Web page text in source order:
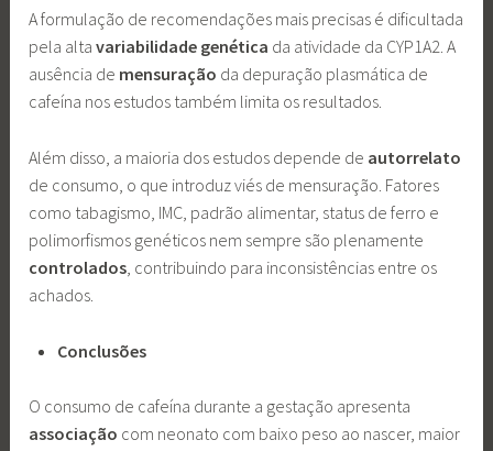
A formulação de recomendações mais precisas é dificultada
pela alta variabilidade genética da atividade da CYP1A2. A
ausência de mensuração da depuração plasmática de
cafeína nos estudos também limita os resultados.
Além disso, a maioria dos estudos depende de autorrelato
de consumo, o que introduz viés de mensuração. Fatores
como tabagismo, IMC, padrão alimentar, status de ferro e
polimorfismos genéticos nem sempre são plenamente
controlados, contribuindo para inconsistências entre os
achados.
Conclusões
O consumo de cafeína durante a gestação apresenta
associação com neonato com baixo peso ao nascer, maior